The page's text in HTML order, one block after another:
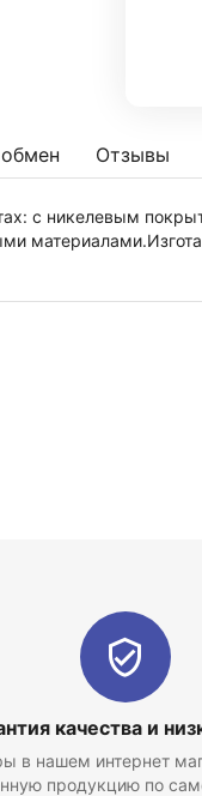
Отзывы
с никелевым
качества и
в нашем интернет
продукцию по